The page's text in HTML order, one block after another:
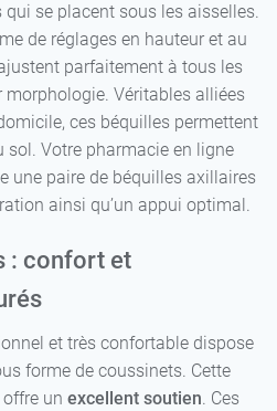
se placent sous les aisselles.
de réglages en hauteur et au
parfaitement à tous les
Véritables alliées
ces béquilles permettent
sol. Votre pharmacie en ligne
une paire de béquilles axillaires
ainsi qu’un appui optimal.
: confort et
et très confortable dispose
forme de coussinets. Cette
un excellent soutien. Ces